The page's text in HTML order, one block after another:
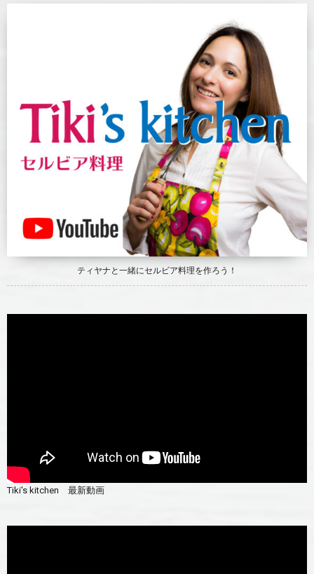
ティヤナと一緒にセルビア料理を作ろう！
Tiki's kitchen 最新動画